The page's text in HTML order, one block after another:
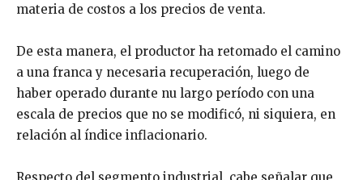
materia de costos a los precios de venta.
De esta manera, el productor ha retomado el camino
a una franca y necesaria recuperación, luego de
haber operado durante nu largo período con una
escala de precios que no se modificó, ni siquiera, en
relación al índice inflacionario.
Respecto del segmento industrial, cabe señalar que